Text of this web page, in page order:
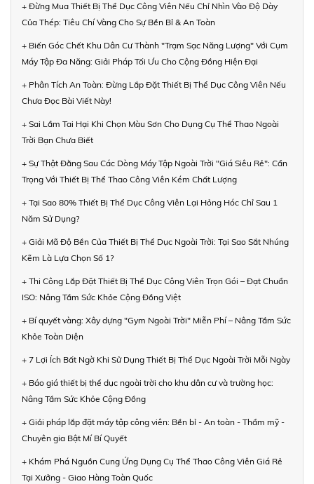
+ Đừng Mua Thiết Bị Thể Dục Công Viên Nếu Chỉ Nhìn Vào Độ Dày
Của Thép: Tiêu Chí Vàng Cho Sự Bền Bỉ & An Toàn
+ Biến Góc Chết Khu Dân Cư Thành "Trạm Sạc Năng Lượng" Với Cụm
Máy Tập Đa Năng: Giải Pháp Tối Ưu Cho Cộng Đồng Hiện Đại
+ Phân Tích An Toàn: Đừng Lắp Đặt Thiết Bị Thể Dục Công Viên Nếu
Chưa Đọc Bài Viết Này!
+ Sai Lầm Tai Hại Khi Chọn Màu Sơn Cho Dụng Cụ Thể Thao Ngoài
Trời Bạn Chưa Biết
+ Sự Thật Đằng Sau Các Dòng Máy Tập Ngoài Trời "Giá Siêu Rẻ": Cẩn
Trọng Với Thiết Bị Thể Thao Công Viên Kém Chất Lượng
+ Tại Sao 80% Thiết Bị Thể Dục Công Viên Lại Hỏng Hóc Chỉ Sau 1
Năm Sử Dụng?
+ Giải Mã Độ Bền Của Thiết Bị Thể Dục Ngoài Trời: Tại Sao Sắt Nhúng
Kẽm Là Lựa Chọn Số 1?
+ Thi Công Lắp Đặt Thiết Bị Thể Dục Công Viên Trọn Gói – Đạt Chuẩn
ISO: Nâng Tầm Sức Khỏe Cộng Đồng Việt
+ Bí quyết vàng: Xây dựng "Gym Ngoài Trời" Miễn Phí – Nâng Tầm Sức
Khỏe Toàn Diện
+ 7 Lợi Ích Bất Ngờ Khi Sử Dụng Thiết Bị Thể Dục Ngoài Trời Mỗi Ngày
+ Báo giá thiết bị thể dục ngoài trời cho khu dân cư và trường học:
Nâng Tầm Sức Khỏe Cộng Đồng
+ Giải pháp lắp đặt máy tập công viên: Bền bỉ - An toàn - Thẩm mỹ -
Chuyên gia Bật Mí Bí Quyết
+ Khám Phá Nguồn Cung Ứng Dụng Cụ Thể Thao Công Viên Giá Rẻ
Tại Xưởng - Giao Hàng Toàn Quốc